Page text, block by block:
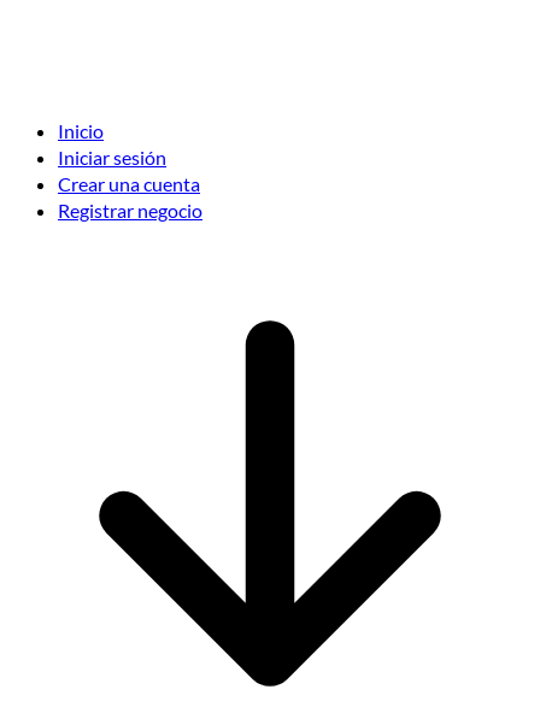
Inicio
Iniciar sesión
Crear una cuenta
Registrar negocio